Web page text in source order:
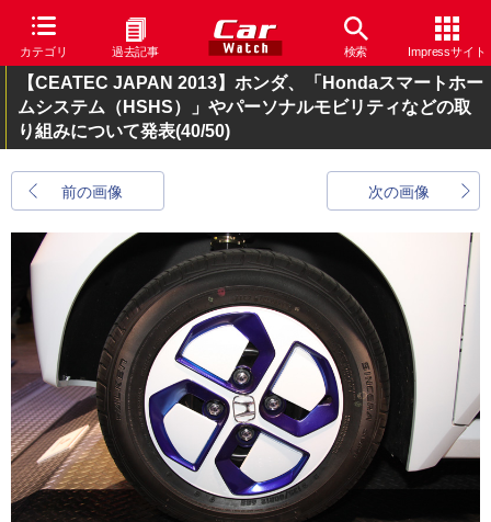
カテゴリ 過去記事 検索 Impressサイト
【CEATEC JAPAN 2013】ホンダ、「Hondaスマートホー
ムシステム（HSHS）」やパーソナルモビリティなどの取
り組みについて発表(40/50)
前の画像 次の画像